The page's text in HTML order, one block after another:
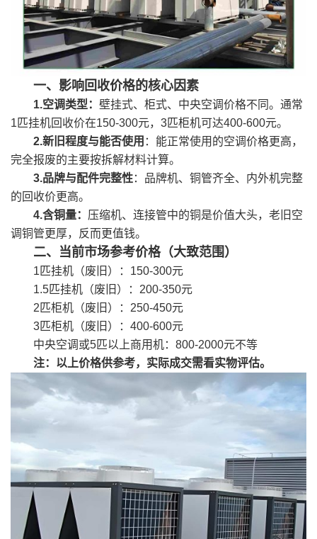
一、影响回收价格的核心因素
1.空调类型： 壁挂式、柜式、中央空调价格不同。通常
1匹挂机回收价在150-300元，3匹柜机可达400-600元。
2.新旧程度与能否使用 ：能正常使用的空调价格更高，
完全报废的主要按拆解材料计算。
3.品牌与配件完整性：品牌机、铜管齐全、内外机完整
的回收价更高。
4.含铜量： 压缩机、连接管中的铜是价值大头，老旧空
调铜管更厚，反而更值钱。
二、当前市场参考价格（大致范围）
1匹挂机（废旧）：150-300元
1.5匹挂机（废旧）：200-350元
2匹柜机（废旧）：250-450元
3匹柜机（废旧）：400-600元
中央空调或5匹以上商用机：800-2000元不等
注：以上价格供参考，实际成交需看实物评估。